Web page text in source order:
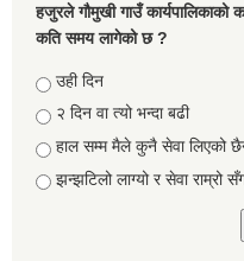
हजुरले गौमुखी गाउँ कार्यपालिकाको
कति समय लागेको छ ?
Choices
उही दिन
२ दिन वा त्यो भन्दा बढी
हाल सम्म मैले कुनै सेवा लिएको
झन्झटिलो लाग्यो र सेवा राम्रो